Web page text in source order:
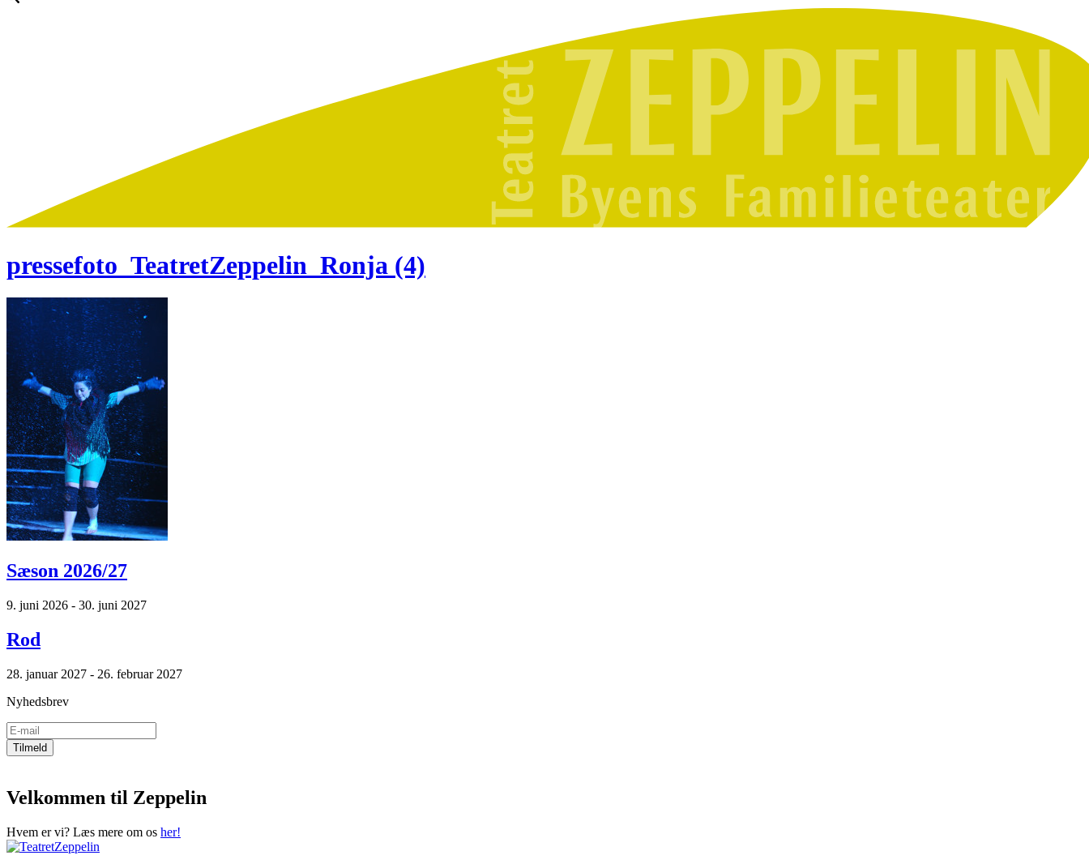
pressefoto_TeatretZeppelin_Ronja (4)
Sæson 2026/27
9. juni 2026 - 30. juni 2027
Rod
28. januar 2027 - 26. februar 2027
Nyhedsbrev
Velkommen til Zeppelin
Hvem er vi? Læs mere om os her!